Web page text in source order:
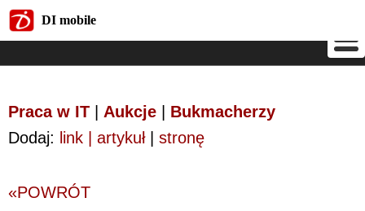
DI mobile
Praca w IT Aukcje
Bukmacherzy
Dodaj: link | artykuł| stronę
«POWRÓT
DI mobile